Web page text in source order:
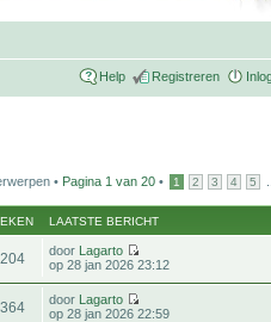
Help Registreren
• Pagina 1 van 20 • 1 2 3 4 5
LAATSTE BERICHT
door Lagarto
op 28 jan 2026 23:12
door Lagarto
op 28 jan 2026 22:59